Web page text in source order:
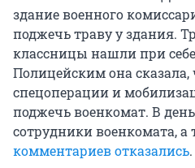
здание военного
поджечь траву у здания.
классницы нашли при
Полицейским она
спецоперации и
поджечь военкомат. В
сотрудники военкомата, а
комментариев отказались.